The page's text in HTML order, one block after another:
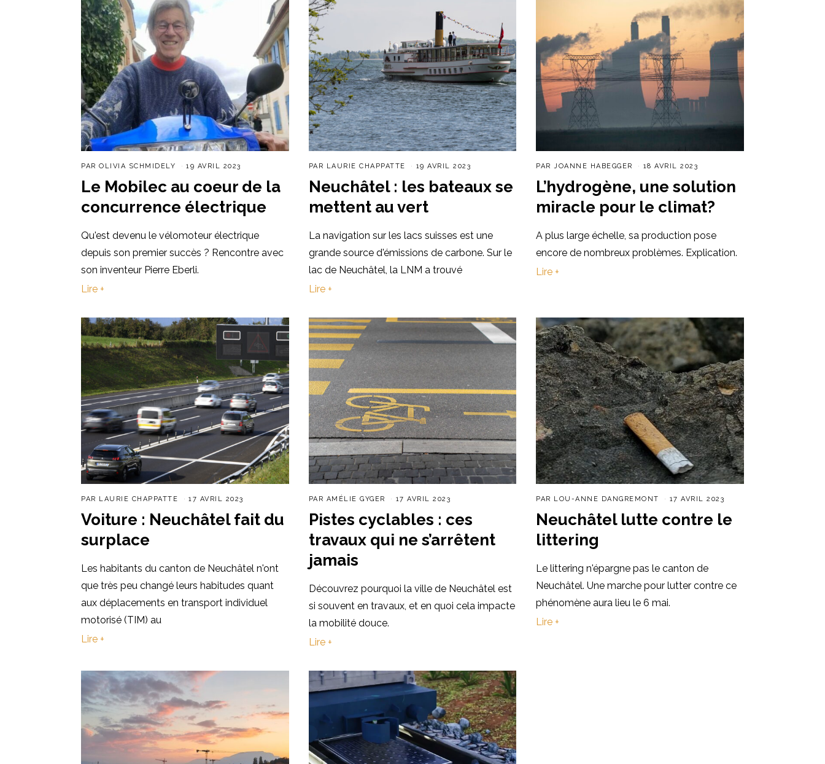
PAR OLIVIA SCHMIDELY 19 AVRIL 2023
Le Mobilec au coeur de la
concurrence électrique
Qu'est devenu le vélomoteur électrique
depuis son premier succès ? Rencontre avec
son inventeur Pierre Eberli.
Lire +
PAR LAURIE CHAPPATTE 19 AVRIL 2023
Neuchâtel : les bateaux se
mettent au vert
La navigation sur les lacs suisses est une
grande source d'émissions de carbone. Sur le
lac de Neuchâtel, la LNM a trouvé
Lire +
PARJOANNE HABEGGER 18 AVRIL 2023
L’hydrogène, une solution
miracle pour le climat?
A plus large échelle, sa production pose
encore de nombreux problèmes. Explication.
Lire +
PAR LAURIE CHAPPATTE 17 AVRIL 2023
Voiture : Neuchâtel fait du
surplace
Les habitants du canton de Neuchâtel n'ont
que très peu changé leurs habitudes quant
aux déplacements en transport individuel
motorisé (TIM) au
Lire +
PAR AMÉLIE GYGER 17 AVRIL 2023
Pistes cyclables : ces
travaux qui ne s’arrêtent
jamais
Découvrez pourquoi la ville de Neuchâtel est
si souvent en travaux, et en quoi cela impacte
la mobilité douce.
Lire +
PAR LOU-ANNE DANGREMONT 17 AVRIL 2023
Neuchâtel lutte contre le
littering
Le littering n'épargne pas le canton de
Neuchâtel. Une marche pour lutter contre ce
phénomène aura lieu le 6 mai.
Lire +